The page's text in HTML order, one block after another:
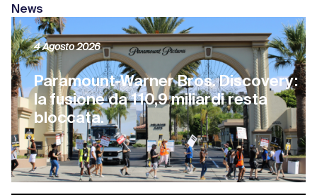
News
Paramount-Warner Bros. Discovery:
la fusione da 110,9 miliardi resta
bloccata.
4 Agosto 2026